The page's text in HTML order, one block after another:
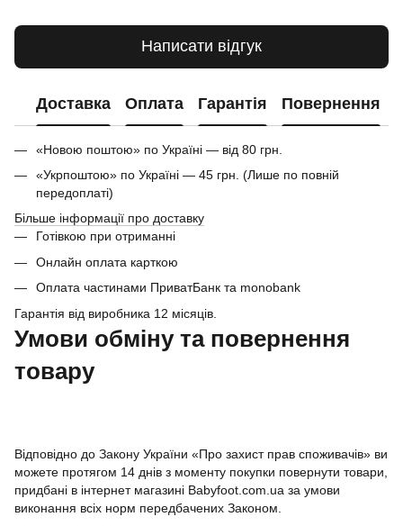
Написати відгук
Доставка Оплата Гарантія Повернення
«Новою поштою» по Україні — від 80 грн.
«Укрпоштою» по Україні — 45 грн. (Лише по повній
передоплаті)
Більше інформації про доставку
Готівкою при отриманні
Онлайн оплата карткою
Оплата частинами ПриватБанк та monobank
Гарантія від виробника 12 місяців.
Умови обміну та повернення
товару
Відповідно до Закону України «Про захист прав споживачів» ви
можете протягом 14 днів з моменту покупки повернути товари,
придбані в інтернет магазині Babyfoot.com.ua за умови
виконання всіх норм передбачених Законом.